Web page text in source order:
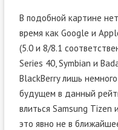
В подобной картине
время как Google и
(5.0 и 8/8.1
Series 40, Symbian и
BlackBerry лишь
будущем в данный
влиться Samsung Tizen
это явно не в